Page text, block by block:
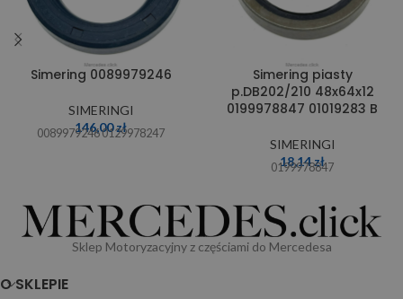
Simering 0089979246
SIMERINGI
146,00zł
0089979246 0129978247
Simering piasty
p.DB202/210 48x64x12
0199978847 01019283 B
SIMERINGI
18,14zł
0199978847
Sklep Motoryzacyjny z częściami do Mercedesa
O SKLEPIE